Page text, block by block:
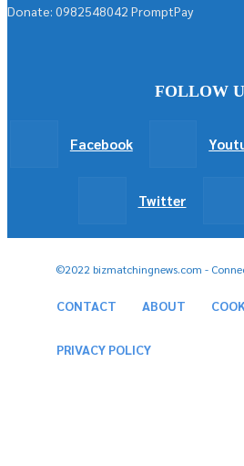
Donate: 0982548042 PromptPay
FOLLOW
Facebook
Twitter
©2022 bizmatchingnews.com -
CONTACT ABOUT
PRIVACY POLICY